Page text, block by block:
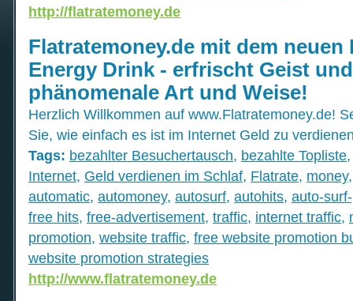
http://flatratemoney.de
Flatratemoney.de mit dem neuen
Energy Drink - erfrischt Geist
phänomenale Art und Weise!
Herzlich Willkommen auf www.Flatratemoney.de!
Sie, wie einfach es ist im Internet Geld zu
Tags: bezahlter Besuchertausch, bezahlte Topliste
Internet, Geld verdienen im Schlaf, Flatrate, money
automatic, automoney, autosurf, autohits, auto-
free hits, free-advertisement, traffic, internet traffic,
promotion, website traffic, free website promotion
website promotion strategies
http://www.flatratemoney.de